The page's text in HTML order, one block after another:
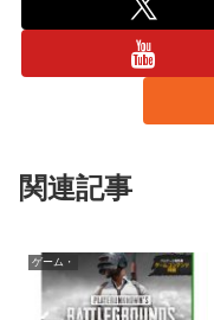
関連記事
ゲーム・